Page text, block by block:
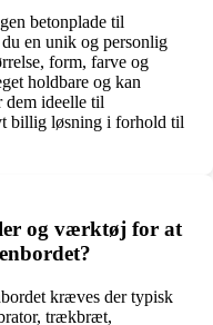
betonplade til
en unik og personlig
form, farve og
holdbare og kan
dem ideelle til
billig løsning i forhold til
og værktøj for at
kræves der typisk
trækbræt,